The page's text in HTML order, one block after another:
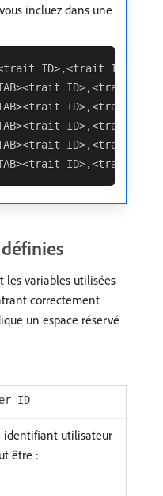
incluez dans une
ID>,<trait
ID>,<trait
ID>,<trait
ID>,<trait
ID>,<trait
variables utilisées
correctement
un espace réservé
ID
identifiant utilisateur
être :